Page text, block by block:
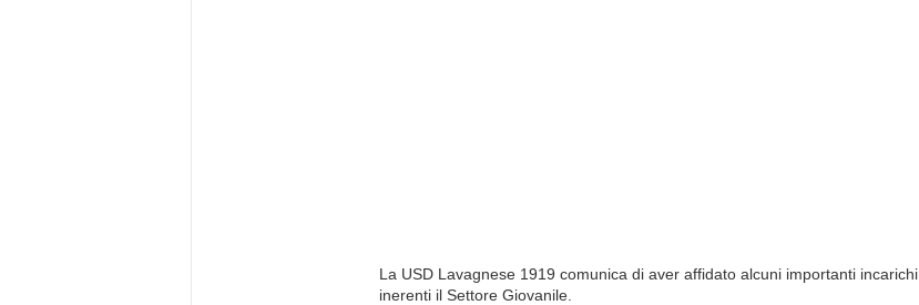
La USD Lavagnese 1919 comunica di aver affidato alcuni importanti incarichi
inerenti il Settore Giovanile.